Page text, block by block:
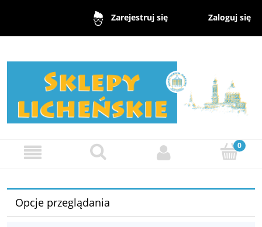
Zarejestruj się Zaloguj się
Opcje przeglądania